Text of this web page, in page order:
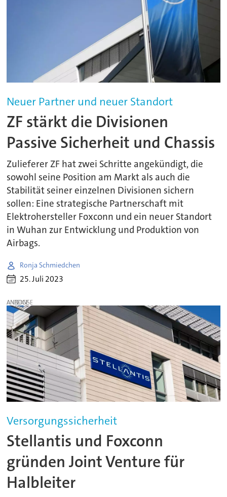
Neuer Partner und neuer Standort
ZF stärkt die Divisionen
Passive Sicherheit und Chassis
Zulieferer ZF hat zwei Schritte angekündigt, die
sowohl seine Position am Markt als auch die
Stabilität seiner einzelnen Divisionen sichern
sollen: Eine strategische Partnerschaft mit
Elektrohersteller Foxconn und ein neuer Standort
in Wuhan zur Entwicklung und Produktion von
Airbags.
Ronja Schmiedchen
25. Juli 2023
ANZEIGE
Versorgungssicherheit
Stellantis und Foxconn
gründen Joint Venture für
Halbleiter